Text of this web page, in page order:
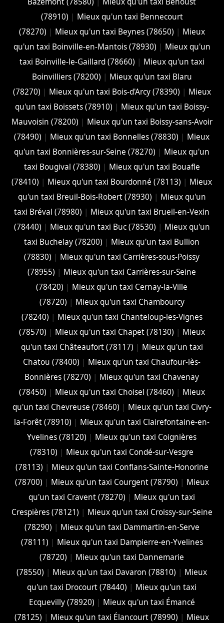
(78910) | Mieux qu'un taxi Bennecourt
(78270) | Mieux qu'un taxi Beynes (78650) | Mieux
qu'un taxi Boinville-en-Mantois (78930) | Mieux qu'un
taxi Boinville-le-Gaillard (78660) | Mieux qu'un taxi
Boinvilliers (78200) | Mieux qu'un taxi Blaru
(78270) | Mieux qu'un taxi Bois-d'Arcy (78390) | Mieux
qu'un taxi Boissets (78910) | Mieux qu'un taxi Boissy-
Mauvoisin (78200) | Mieux qu'un taxi Boissy-sans-Avoir
(78490) | Mieux qu'un taxi Bonnelles (78830) | Mieux
qu'un taxi Bonnières-sur-Seine (78270) | Mieux qu'un
taxi Bougival (78380) | Mieux qu'un taxi Bouafle
(78410) | Mieux qu'un taxi Bourdonné (78113) | Mieux
qu'un taxi Breuil-Bois-Robert (78930) | Mieux qu'un
taxi Bréval (78980) | Mieux qu'un taxi Brueil-en-Vexin
(78440) | Mieux qu'un taxi Buc (78530) | Mieux qu'un
taxi Buchelay (78200) | Mieux qu'un taxi Bullion
(78830) | Mieux qu'un taxi Carrières-sous-Poissy
(78955) | Mieux qu'un taxi Carrières-sur-Seine
(78420) | Mieux qu'un taxi Cernay-la-Ville
(78720) | Mieux qu'un taxi Chambourcy
(78240) | Mieux qu'un taxi Chanteloup-les-Vignes
(78570) | Mieux qu'un taxi Chapet (78130) | Mieux
qu'un taxi Châteaufort (78117) | Mieux qu'un taxi
Chatou (78400) | Mieux qu'un taxi Chaufour-lès-
Bonnières (78270) | Mieux qu'un taxi Chavenay
(78450) | Mieux qu'un taxi Choisel (78460) | Mieux
qu'un taxi Chevreuse (78460) | Mieux qu'un taxi Civry-
la-Forêt (78910) | Mieux qu'un taxi Clairefontaine-en-
Yvelines (78120) | Mieux qu'un taxi Coignières
(78310) | Mieux qu'un taxi Condé-sur-Vesgre
(78113) | Mieux qu'un taxi Conflans-Sainte-Honorine
(78700) | Mieux qu'un taxi Courgent (78790) | Mieux
qu'un taxi Cravent (78270) | Mieux qu'un taxi
Crespières (78121) | Mieux qu'un taxi Croissy-sur-Seine
(78290) | Mieux qu'un taxi Dammartin-en-Serve
(78111) | Mieux qu'un taxi Dampierre-en-Yvelines
(78720) | Mieux qu'un taxi Dannemarie
(78550) | Mieux qu'un taxi Davaron (78810) | Mieux
qu'un taxi Drocourt (78440) | Mieux qu'un taxi
Ecquevilly (78920) | Mieux qu'un taxi Émancé
(78125) | Mieux qu'un taxi Élancourt (78990) | Mieux